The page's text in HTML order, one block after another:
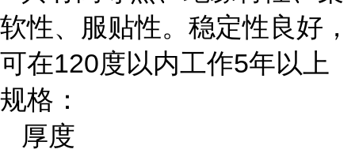
软性、服贴性。稳定性良好，
可在120度以内工作5年以上
规格：
厚度